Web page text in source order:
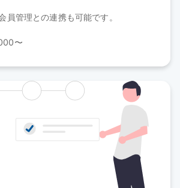
員管理との連携も可能です。
〜